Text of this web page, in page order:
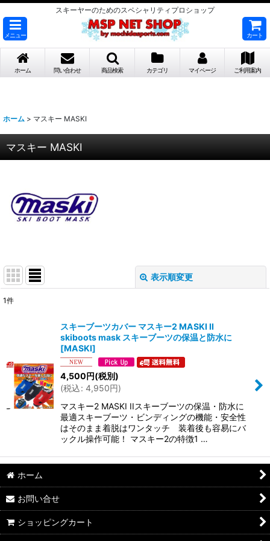
スキーヤーのためのスペシャリティプロショップ
メニュー カート
ホーム 問い合わせ 商品検索 カテゴリ マイページ ご利用案内
ホーム > マスキー MASKI
マスキー MASKI
表示順変更
1件
スキーブーツカバー マスキー2 MASKI II
skiboots mask スキーブーツの保温と防水に
[MASKI]
4,500円(税別)
(税込: 4,950円)
マスキー2 MASKI IIスキーブーツの保温・防水に
最適スキーブーツ・ビンディングの機能・安全性
はそのまま着脱はワンタッチ 装着後も容易にバ
ックル操作可能！ マスキー2の特徴1 …
ホーム
お問い合せ
ショッピングカート